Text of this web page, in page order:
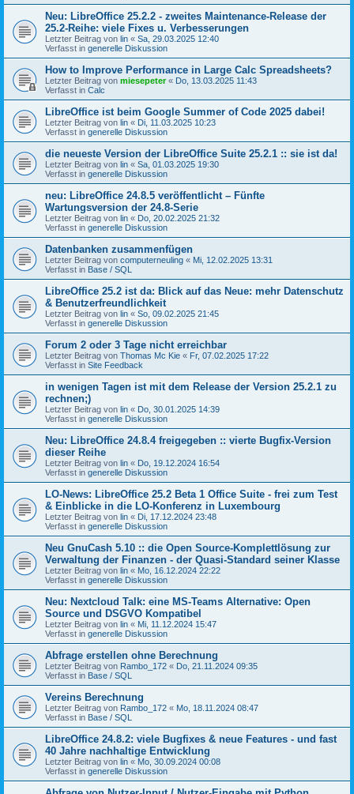
Neu: LibreOffice 25.2.2 - zweites Maintenance-Release der
25.2-Reihe: viele Fixes u. Verbesserungen
Letzter Beitrag von lin « Sa, 29.03.2025 12:40
Verfasst in generelle Diskussion
How to Improve Performance in Large Calc Spreadsheets?
Letzter Beitrag von miesepeter« Do, 13.03.2025 11:43
Verfasst in Calc
LibreOffice ist beim Google Summer of Code 2025 dabei!
Letzter Beitrag von lin « Di, 11.03.2025 10:23
Verfasst in generelle Diskussion
die neueste Version der LibreOffice Suite 25.2.1 :: sie ist da!
Letzter Beitrag von lin « Sa, 01.03.2025 19:30
Verfasst in generelle Diskussion
neu: LibreOffice 24.8.5 veröffentlicht – Fünfte
Wartungsversion der 24.8-Serie
Letzter Beitrag von lin « Do, 20.02.2025 21:32
Verfasst in generelle Diskussion
Datenbanken zusammenfügen
Letzter Beitrag von computerneuling « Mi, 12.02.2025 13:31
Verfasst in Base / SQL
LibreOffice 25.2 ist da: Blick auf das Neue: mehr Datenschutz
& Benutzerfreundlichkeit
Letzter Beitrag von lin « So, 09.02.2025 21:45
Verfasst in generelle Diskussion
Forum 2 oder 3 Tage nicht erreichbar
Letzter Beitrag von Thomas Mc Kie « Fr, 07.02.2025 17:22
Verfasst in Site Feedback
in wenigen Tagen ist mit dem Release der Version 25.2.1 zu
rechnen;)
Letzter Beitrag von lin « Do, 30.01.2025 14:39
Verfasst in generelle Diskussion
Neu: LibreOffice 24.8.4 freigegeben :: vierte Bugfix-Version
dieser Reihe
Letzter Beitrag von lin « Do, 19.12.2024 16:54
Verfasst in generelle Diskussion
LO-News: LibreOffice 25.2 Beta 1 Office Suite - frei zum Test
& Einblicke in die LO-Konferenz in Luxembourg
Letzter Beitrag von lin « Di, 17.12.2024 23:48
Verfasst in generelle Diskussion
Neu GnuCash 5.10 :: die Open Source-Komplettlösung zur
Verwaltung der Finanzen - der Quasi-Standard seiner Klasse
Letzter Beitrag von lin « Mo, 16.12.2024 22:22
Verfasst in generelle Diskussion
Neu: Nextcloud Talk: eine MS-Teams Alternative: Open
Source und DSGVO Kompatibel
Letzter Beitrag von lin « Mi, 11.12.2024 15:47
Verfasst in generelle Diskussion
Abfrage erstellen ohne Berechnung
Letzter Beitrag von Rambo_172 « Do, 21.11.2024 09:35
Verfasst in Base / SQL
Vereins Berechnung
Letzter Beitrag von Rambo_172 « Mo, 18.11.2024 08:47
Verfasst in Base / SQL
LibreOffice 24.8.2: viele Bugfixes & neue Features - und fast
40 Jahre nachhaltige Entwicklung
Letzter Beitrag von lin « Mo, 30.09.2024 00:08
Verfasst in generelle Diskussion